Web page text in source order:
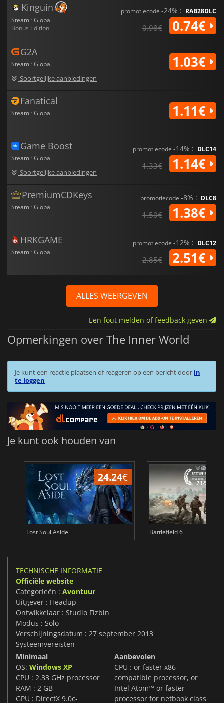
Kinguin
Steam · Global
Bonus Edition
promotiecode -24% : RAB28DLC
0.98€ 0.74€
G2A
Steam · Global
Soortgelijke aanbiedingen
1.03€
Fanatical
Steam · Global 1.11€
Game Boost
Steam · Global
Soortgelijke aanbiedingen
promotiecode -14% : DLC14
1.33€ 1.14€
PremiumCDKeys
Steam · Global
promotiecode -8% : DLC8
1.50€ 1.38€
HRKGAME
Steam · Global
promotiecode -12% : DLC12
2.85€ 2.51€
ALLES WEERGEVEN
Een fout melden of feedback geven
Opmerkingen over The Inner World
Je kunt een reactie plaatsen of reageren op een bericht door in
te loggen
Je kunt ook houden van
24.24€
Lost Soul Aside Battlefield 6
TECHNISCHE INFORMATIE
Officiële website
Categorieën : Avontuur
Uitgever : Headup
Ontwikkelaar : Studio Fizbin
Modus : Solo
Verschijningsdatum : 27 september 2013
Systeemvereisten
Minimaal
OS: Windows XP
CPU : 2.33 GHz processor
RAM : 2 GB
GPU : DirectX 9.0c-
Aanbevolen
CPU : or faster x86-
compatible processor, or
Intel Atom™ or faster
processor for netbook class